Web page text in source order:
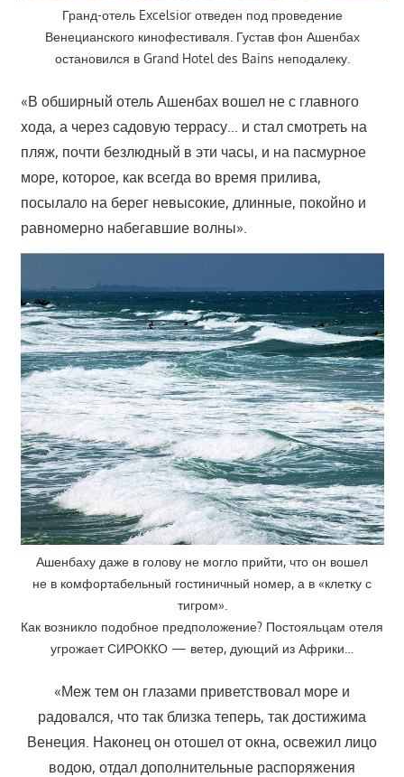
Гранд-отель Excelsior отведен под проведение
Венецианского кинофестиваля. Густав фон Ашенбах
остановился в Grand Hotel des Bains неподалеку.
«В обширный отель Ашенбах вошел не с главного
хода, а через садовую террасу… и стал смотреть на
пляж, почти безлюдный в эти часы, и на пасмурное
море, которое, как всегда во время прилива,
посылало на берег невысокие, длинные, покойно и
равномерно набегавшие волны».
Ашенбаху даже в голову не могло прийти, что он вошел
не в комфортабельный гостиничный номер, а в «клетку с
тигром».
Как возникло подобное предположение? Постояльцам отеля
угрожает СИРОККО — ветер, дующий из Африки…
«Меж тем он глазами приветствовал море и
радовался, что так близка теперь, так достижима
Венеция. Наконец он отошел от окна, освежил лицо
водою, отдал дополнительные распоряжения